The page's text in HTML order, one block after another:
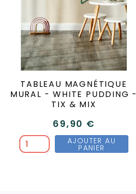
TABLEAU MAGNÉTIQUE
MURAL - WHITE PUDDING -
TIX & MIX
69,90 €
AJOUTER AU
PANIER